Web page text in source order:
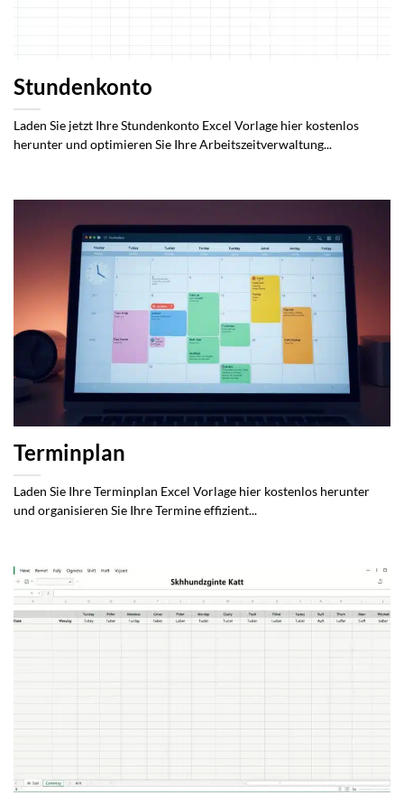
Stundenkonto
Laden Sie jetzt Ihre Stundenkonto Excel Vorlage hier kostenlos
herunter und optimieren Sie Ihre Arbeitszeitverwaltung...
Terminplan
Laden Sie Ihre Terminplan Excel Vorlage hier kostenlos herunter
und organisieren Sie Ihre Termine effizient...